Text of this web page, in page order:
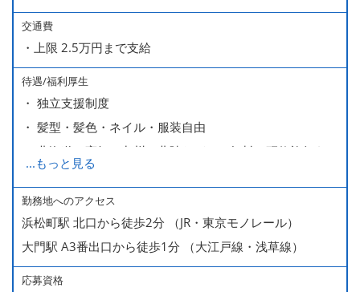
交通費
・上限 2.5万円まで支給
待遇/福利厚生
・ 独立支援制度
・ 髪型・髪色・ネイル・服装自由
・ 北海道や高知、九州、北陸などへの無料の研修旅行あり
ます
・ 無料の美味しい まかない食 あり
...もっと見る
勤務地へのアクセス
浜松町駅 北口から徒歩2分 （JR・東京モノレール）
大門駅 A3番出口から徒歩1分 （大江戸線・浅草線）
応募資格